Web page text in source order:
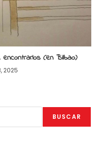
(en Bilbao)
2025
BUSCAR